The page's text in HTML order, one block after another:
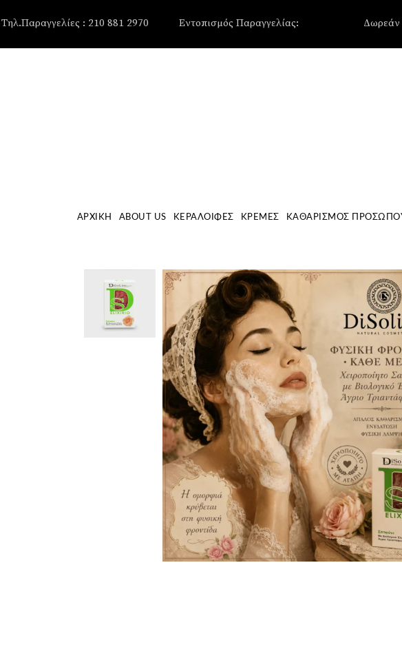
Τηλ.Παραγγελίες : 210 881 2970 Εντοπισμός Παραγγελίας: Δωρεάν
ΑΡΧΙΚΉ ABOUT US ΚΕΡΑΛΟΙΦΈΣ ΚΡΈΜΕΣ ΚΑΘΑΡΙΣΜΌΣ